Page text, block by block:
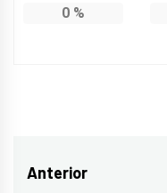
0%
Navegación
Anterior